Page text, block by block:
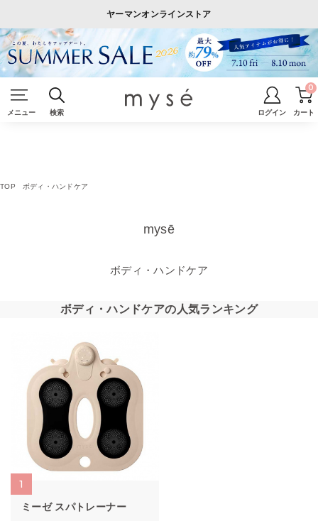
ヤーマンオンラインストア
メニュー 検索 ログイン カート
0
TOP ボディ・ハンドケア
mysē
ボディ・ハンドケア
ボディ・ハンドケアの人気ランキング
1
ミーゼ スパトレーナー